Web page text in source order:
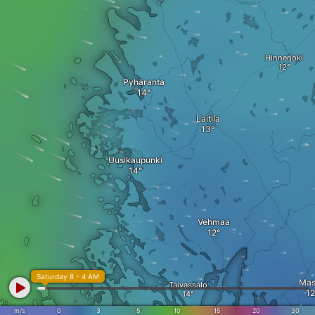
Pyhäranta
Hinnerjoki
Laitila
Uusikaupunki
Vehmaa
Taivassalo
Jurmo
m/s 0 3 5 10 15 20 30
Saturday 8 - 4 AM